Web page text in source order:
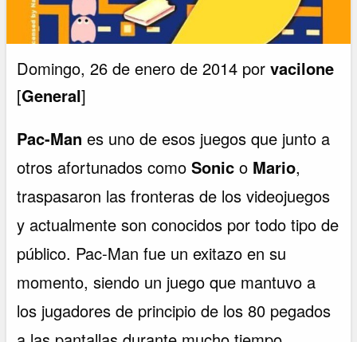
Domingo, 26 de enero de 2014 porvacilone
[General]
Pac-Man es uno de esos juegos que junto a
otros afortunados comoSonic o Mario,
traspasaron las fronteras de los videojuegos
y actualmente son conocidos por todo tipo de
público. Pac-Man fue un exitazo en su
momento, siendo un juego que mantuvo a
los jugadores de principio de los 80 pegados